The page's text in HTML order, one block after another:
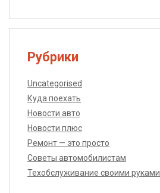
Рубрики
Uncategorised
Куда поехать
Новости авто
Новости плюс
Ремонт — это просто
Советы автомобилистам
Техобслуживание своими руками